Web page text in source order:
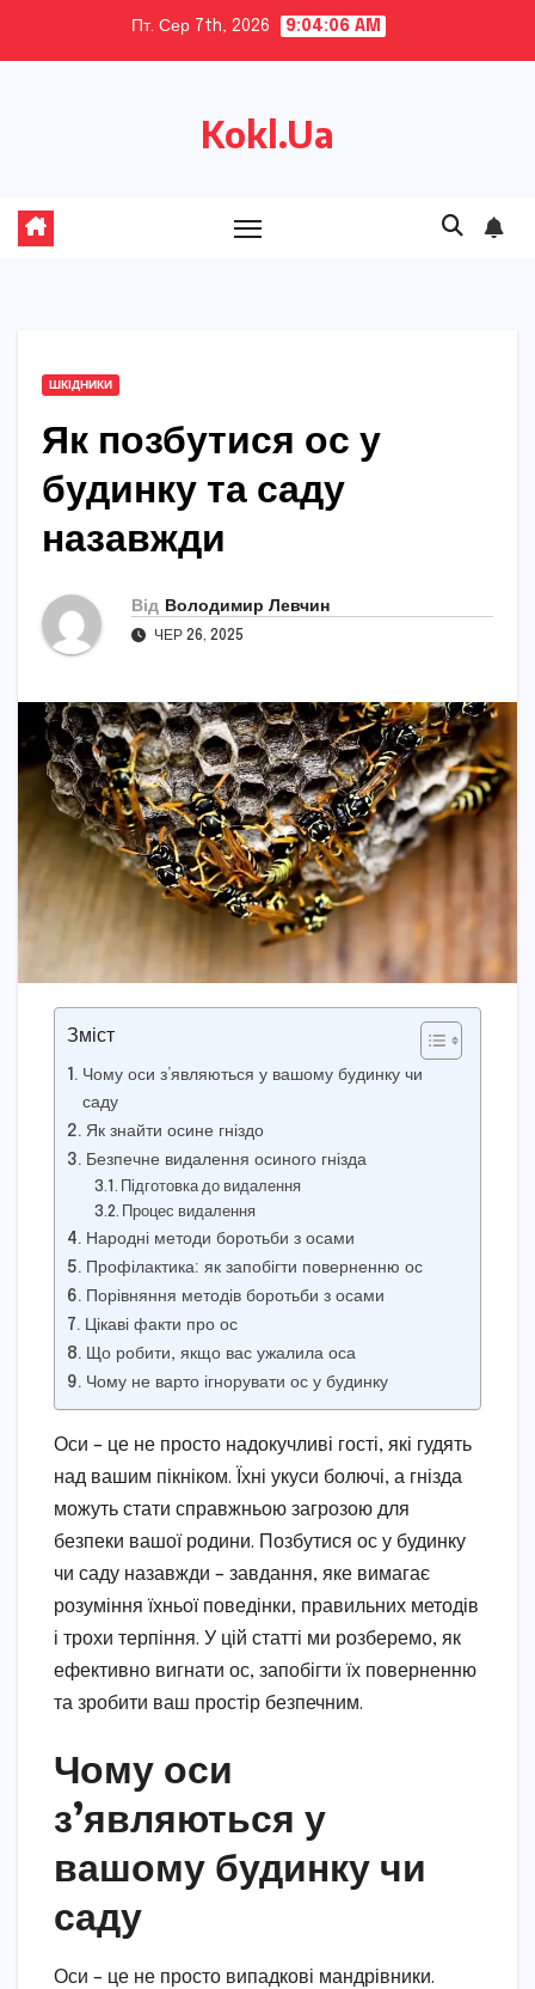
Пт. Сер 7th, 2026 9:04:07 AM
Kokl.Ua
ШКІДНИКИ
Як позбутися ос у
будинку та саду
назавжди
Від Володимир Левчин
ЧЕР 26, 2025
Зміст
Чому оси з’являються у вашому будинку чи
саду
Як знайти осине гніздо
Безпечне видалення осиного гнізда
Підготовка до видалення
Процес видалення
Народні методи боротьби з осами
Профілактика: як запобігти поверненню ос
Порівняння методів боротьби з осами
Цікаві факти про ос
Що робити, якщо вас ужалила оса
Чому не варто ігнорувати ос у будинку
Оси – це не просто надокучливі гості, які гудять
над вашим пікніком. Їхні укуси болючі, а гнізда
можуть стати справжньою загрозою для
безпеки вашої родини. Позбутися ос у будинку
чи саду назавжди – завдання, яке вимагає
розуміння їхньої поведінки, правильних методів
і трохи терпіння. У цій статті ми розберемо, як
ефективно вигнати ос, запобігти їх поверненню
та зробити ваш простір безпечним.
Чому оси
з’являються у
вашому будинку чи
саду
Оси – це не просто випадкові мандрівники.